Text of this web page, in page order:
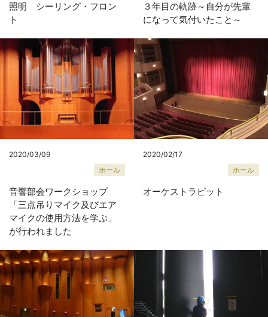
照明 シーリング・フロン
ト
３年目の軌跡～自分が先輩
になって気付いたこと～
2020/03/09
ホール
音響部会ワークショップ
「三点吊りマイク及びエア
マイクの使用方法を学ぶ」
が行われました
2020/02/17
ホール
オーケストラピット